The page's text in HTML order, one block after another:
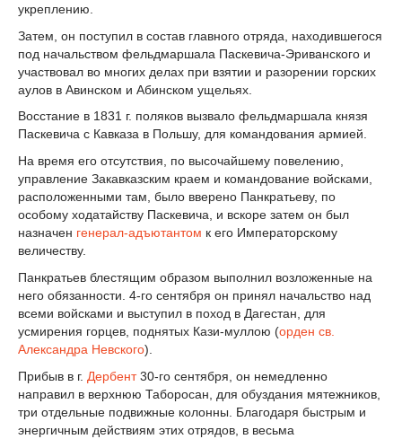
укреплению.
Затем, он поступил в состав главного отряда, находившегося
под начальством фельдмаршала Паскевича-Эриванского и
участвовал во многих делах при взятии и разорении горских
аулов в Авинском и Абинском ущельях.
Восстание в 1831 г. поляков вызвало фельдмаршала князя
Паскевича с Кавказа в Польшу, для командования армией.
На время его отсутствия, по высочайшему повелению,
управление Закавказским краем и командование войсками,
расположенными там, было вверено Панкратьеву, по
особому ходатайству Паскевича, и вскоре затем он был
назначен генерал-адъютантом к его Императорскому
величеству.
Панкратьев блестящим образом выполнил возложенные на
него обязанности. 4-го сентября он принял начальство над
всеми войсками и выступил в поход в Дагестан, для
усмирения горцев, поднятых Кази-муллою (орден св.
Александра Невского).
Прибыв в г. Дербент30-го сентября, он немедленно
направил в верхнюю Таборосан, для обуздания мятежников,
три отдельные подвижные колонны. Благодаря быстрым и
энергичным действиям этих отрядов, в весьма